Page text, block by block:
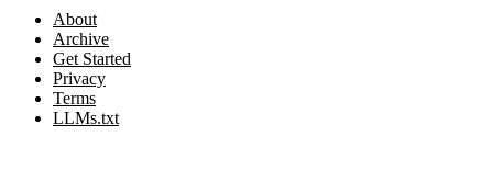
About
Archive
Get Started
Privacy
Terms
LLMs.txt